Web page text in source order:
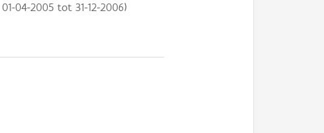
01-04-2005 tot 31-12-2006)